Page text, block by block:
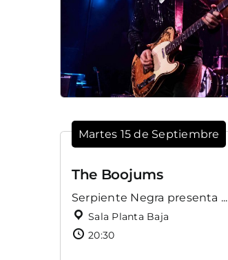
Martes 15 de Septiembre
The Boojums
Serpiente Negra presenta ...
Sala Planta Baja
20:30